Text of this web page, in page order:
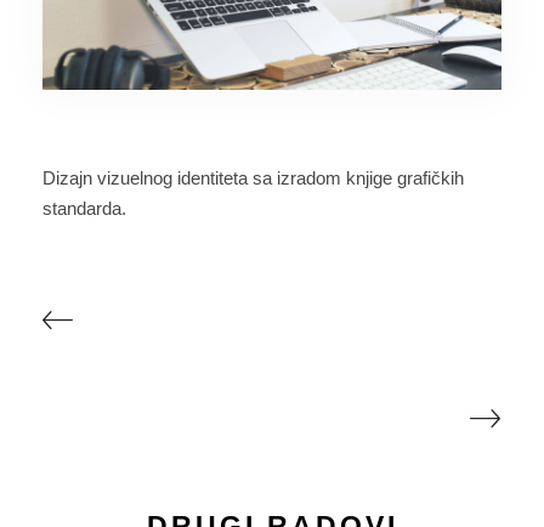
​Dizajn vizuelnog identiteta sa izradom knjige grafičkih
standarda.